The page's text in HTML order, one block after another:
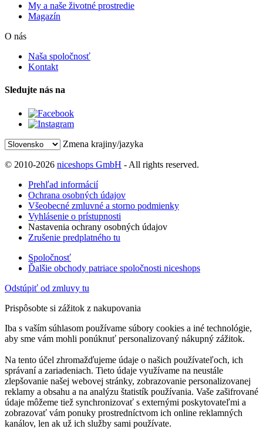
My a naše životné prostredie
Magazín
O nás
Naša spoločnosť
Kontakt
Sledujte nás na
Zmena krajiny/jazyka
© 2010-2026 niceshops GmbH - All rights reserved.
Prehľad informácií
Ochrana osobných údajov
Všeobecné zmluvné a storno podmienky
Vyhlásenie o prístupnosti
Nastavenia ochrany osobných údajov
Zrušenie predplatného tu
Spoločnosť
Ďalšie obchody patriace spoločnosti niceshops
Odstúpiť od zmluvy tu
Prispôsobte si zážitok z nakupovania
Iba s vaším súhlasom používame súbory cookies a iné technológie,
aby sme vám mohli ponúknuť personalizovaný nákupný zážitok.
Na tento účel zhromažďujeme údaje o našich používateľoch, ich
správaní a zariadeniach. Tieto údaje využívame na neustále
zlepšovanie našej webovej stránky, zobrazovanie personalizovanej
reklamy a obsahu a na analýzu štatistík používania. Vaše zašifrované
údaje môžeme tiež synchronizovať s externými poskytovateľmi a
zobrazovať vám ponuky prostredníctvom ich online reklamných
kanálov, len ak už ich služby sami používate.